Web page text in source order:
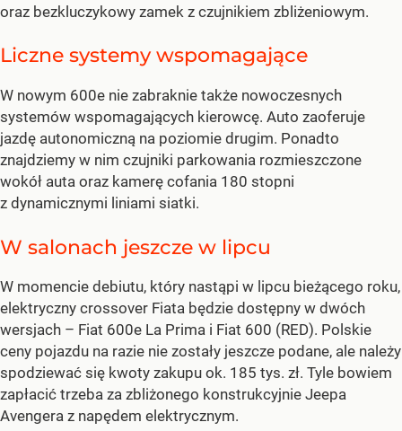
oraz bezkluczykowy zamek z czujnikiem zbliżeniowym.
Liczne systemy wspomagające
W nowym 600e nie zabraknie także nowoczesnych
systemów wspomagających kierowcę. Auto zaoferuje
jazdę autonomiczną na poziomie drugim. Ponadto
znajdziemy w nim czujniki parkowania rozmieszczone
wokół auta oraz kamerę cofania 180 stopni
z dynamicznymi liniami siatki.
W salonach jeszcze w lipcu
W momencie debiutu, który nastąpi w lipcu bieżącego roku,
elektryczny crossover Fiata będzie dostępny w dwóch
wersjach – Fiat 600e La Prima i Fiat 600 (RED). Polskie
ceny pojazdu na razie nie zostały jeszcze podane, ale należy
spodziewać się kwoty zakupu ok. 185 tys. zł. Tyle bowiem
zapłacić trzeba za zbliżonego konstrukcyjnie Jeepa
Avengera z napędem elektrycznym.